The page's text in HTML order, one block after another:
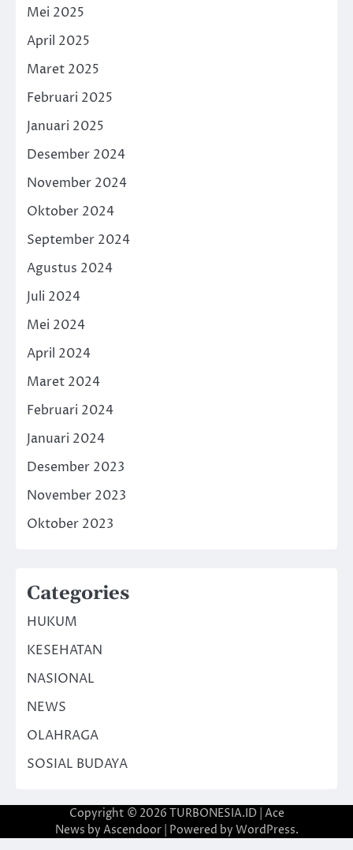
Mei 2025
April 2025
Maret 2025
Februari 2025
Januari 2025
Desember 2024
November 2024
Oktober 2024
September 2024
Agustus 2024
Juli 2024
Mei 2024
April 2024
Maret 2024
Februari 2024
Januari 2024
Desember 2023
November 2023
Oktober 2023
Categories
HUKUM
KESEHATAN
NASIONAL
NEWS
OLAHRAGA
SOSIAL BUDAYA
Copyright © 2026 TURBONESIA.ID| Ace
News by Ascendoor| Powered by WordPress.